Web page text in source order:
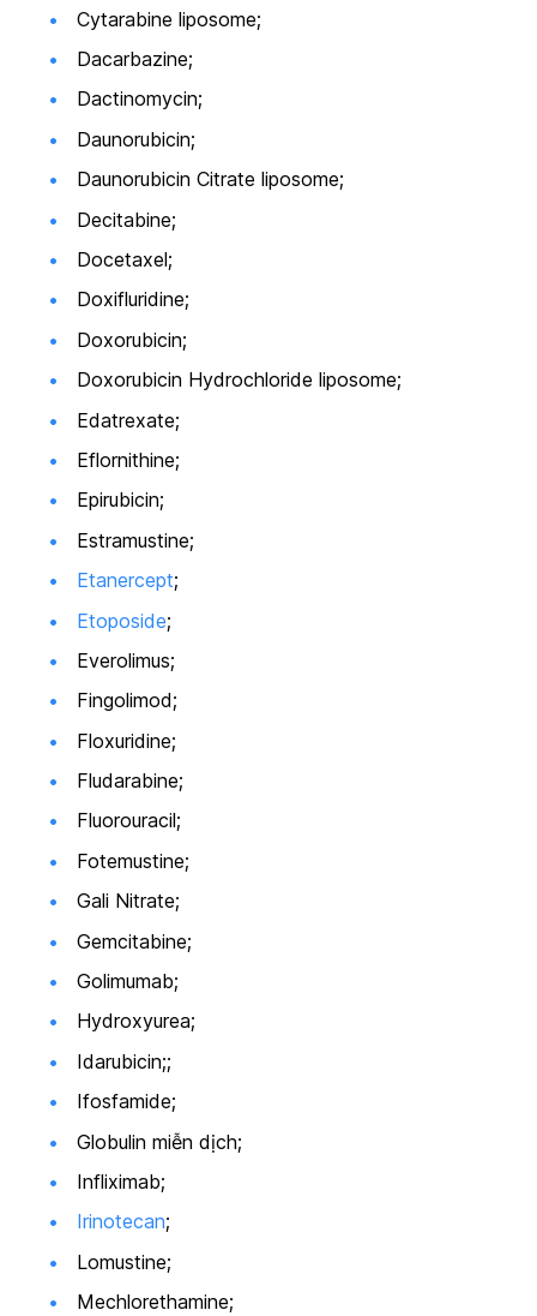
Cytarabine liposome;
Dacarbazine;
Dactinomycin;
Daunorubicin;
Daunorubicin Citrate liposome;
Decitabine;
Docetaxel;
Doxifluridine;
Doxorubicin;
Doxorubicin Hydrochloride liposome;
Edatrexate;
Eflornithine;
Epirubicin;
Estramustine;
Etanercept;
Etoposide;
Everolimus;
Fingolimod;
Floxuridine;
Fludarabine;
Fluorouracil;
Fotemustine;
Gali Nitrate;
Gemcitabine;
Golimumab;
Hydroxyurea;
Idarubicin;;
Ifosfamide;
Globulin miễn dịch;
Infliximab;
Irinotecan;
Lomustine;
Mechlorethamine;